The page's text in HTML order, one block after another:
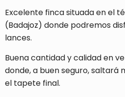
Excelente finca situada en el
(Badajoz) donde podremos
lances.
Buena cantidad y calidad en
donde, a buen seguro, saltará
el tapete final.